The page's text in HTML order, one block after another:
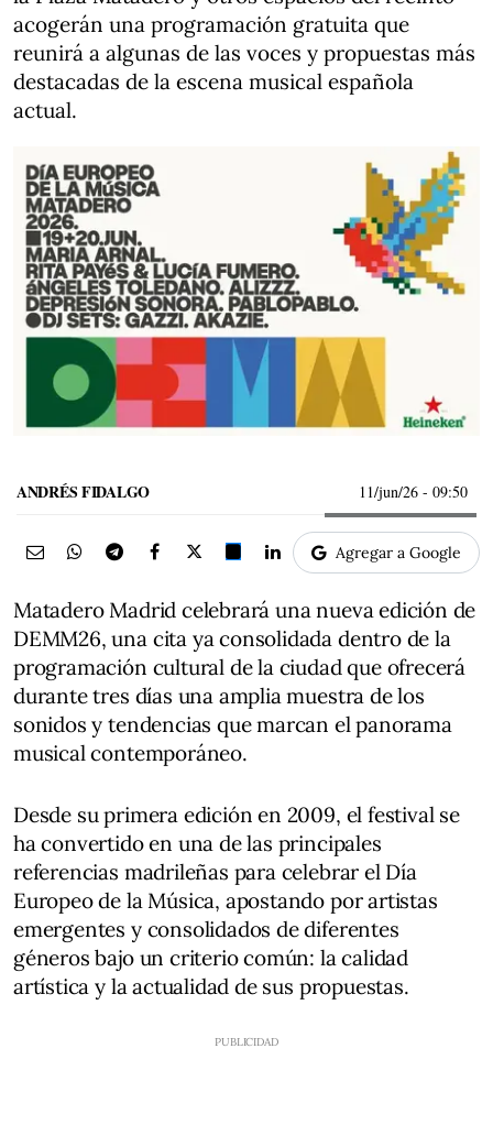
acogerán una programación gratuita que
reunirá a algunas de las voces y propuestas más
destacadas de la escena musical española
actual.
ANDRÉS FIDALGO 11/jun/26 - 09:50
Agregar a Google
Matadero Madrid celebrará una nueva edición de
DEMM26, una cita ya consolidada dentro de la
programación cultural de la ciudad que ofrecerá
durante tres días una amplia muestra de los
sonidos y tendencias que marcan el panorama
musical contemporáneo.
Desde su primera edición en 2009, el festival se
ha convertido en una de las principales
referencias madrileñas para celebrar el Día
Europeo de la Música, apostando por artistas
emergentes y consolidados de diferentes
géneros bajo un criterio común: la calidad
artística y la actualidad de sus propuestas.